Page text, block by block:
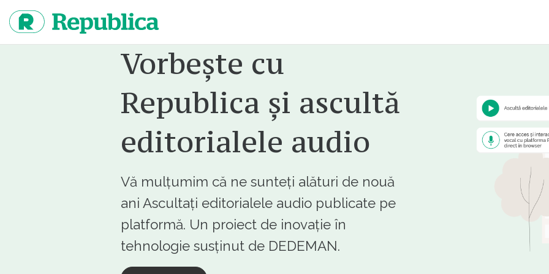
continut
Vorbește cu
Republica și ascultă
editorialele audio
Vă mulțumim că ne sunteți alături de nouă
ani Ascultați editorialele audio publicate pe
platformă. Un proiect de inovație în
tehnologie susținut de DEDEMAN.